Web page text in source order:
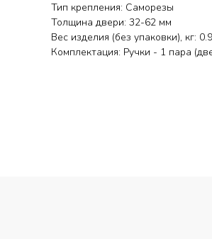
Тип крепления: Саморезы
Толщина двери: 32-62 мм
Вес изделия (без упаковки), кг:
Комплектация: Ручки - 1 пара